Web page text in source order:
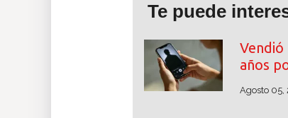
Te puede
años
Agosto 05,